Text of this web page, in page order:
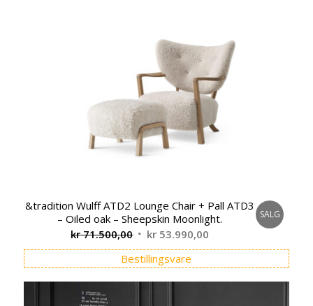
&tradition Wulff ATD2 Lounge Chair + Pall ATD3
– Oiled oak – Sheepskin Moonlight.
kr71.500,00 Opprinnelig
pris
var:
kr 71.500,00.
kr 53.990,00 Nåværende
pris
er:
kr 53.990,00.
SALG
Bestillingsvare